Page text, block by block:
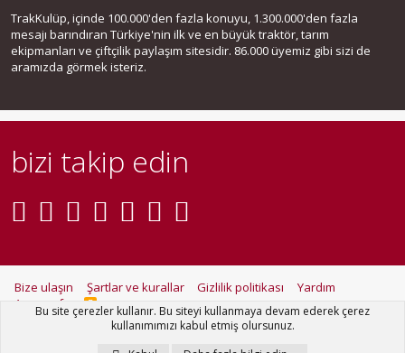
TrakKulüp, içinde 100.000'den fazla konuyu, 1.300.000'den fazla
mesajı barındıran Türkiye'nin ilk ve en büyük traktör, tarım
ekipmanları ve çiftçilik paylaşım sitesidir. 86.000 üyemiz gibi sizi de
aramızda görmek isteriz.
bizi takip edin
Bize ulaşın Şartlar ve kurallar Gizlilik politikası
Yardım
Ana sayfa
R
S
Bu site çerezler kullanır. Bu siteyi kullanmaya devam ederek çerez
kullanımımızı kabul etmiş olursunuz.